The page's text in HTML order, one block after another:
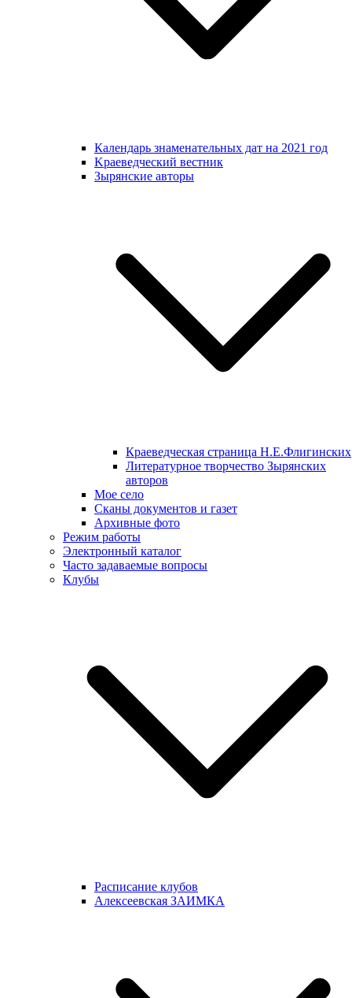
Календарь знаменательных дат на 2021 год
Kраеведческий вестник
Зырянские авторы
Краеведческая страница Н.Е.Флигинских
Литературное творчество Зырянских
авторов
Мое село
Сканы документов и газет
Архивные фото
Режим работы
Электронный каталог
Часто задаваемые вопросы
Клубы
Расписание клубов
Алексеевская ЗАИМКА